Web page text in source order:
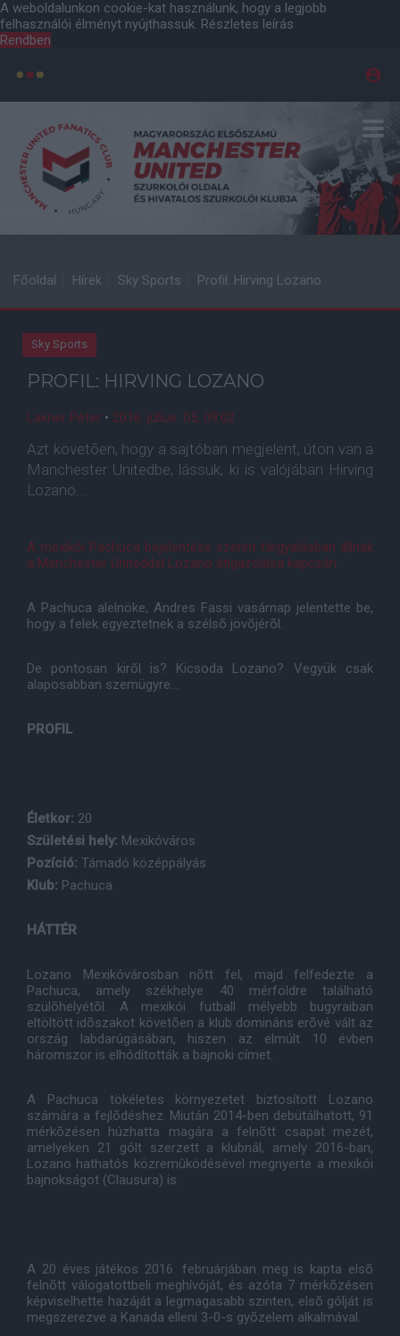
A weboldalunkon cookie-kat használunk, hogy a legjobb
felhasználói élményt nyújthassuk. Részletes leírás
Rendben
Főoldal Hírek Sky Sports Profil: Hirving Lozano
Sky Sports
PROFIL: HIRVING LOZANO
Lakner Péter • 2016. július. 05. 09:02
Azt követõen, hogy a sajtóban megjelent, úton van a
Manchester Unitedbe, lássuk, ki is valójában Hirving
Lozano...
A mexikói Pachuca bejelentése szerint tárgyalásban állnak
a Manchester Uniteddel Lozano átigazolása kapcsán.
A Pachuca alelnöke, Andres Fassi vasárnap jelentette be,
hogy a felek egyeztetnek a szélsõ jövõjérõl.
De pontosan kirõl is? Kicsoda Lozano? Vegyük csak
alaposabban szemügyre...
PROFIL
Életkor: 20
Születési hely: Mexikóváros
Pozíció: Támadó középpályás
Klub: Pachuca
HÁTTÉR
Lozano Mexikóvárosban nõtt fel, majd felfedezte a
Pachuca, amely székhelye 40 mérföldre található
szülõhelyétõl. A mexikói futball mélyebb bugyraiban
eltöltött idõszakot követõen a klub domináns erõvé vált az
ország labdarúgásában, hiszen az elmúlt 10 évben
háromszor is elhódították a bajnoki címet.
A Pachuca tökéletes környezetet biztosított Lozano
számára a fejlõdéshez. Miután 2014-ben debütálhatott, 91
mérkõzésen húzhatta magára a felnõtt csapat mezét,
amelyeken 21 gólt szerzett a klubnál, amely 2016-ban,
Lozano hathatós közremûködésével megnyerte a mexikói
bajnokságot (Clausura) is.
A 20 éves játékos 2016. februárjában meg is kapta elsõ
felnõtt válogatottbeli meghívóját, és azóta 7 mérkõzésen
képviselhette hazáját a legmagasabb szinten, elsõ gólját is
megszerezve a Kanada elleni 3-0-s gyõzelem alkalmával.